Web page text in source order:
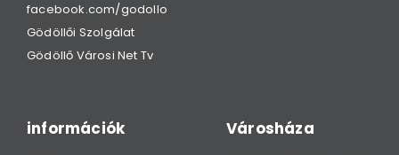
facebook.com/godollo
Gödöllői Szolgálat
Gödöllő Városi Net Tv
információk Városháza